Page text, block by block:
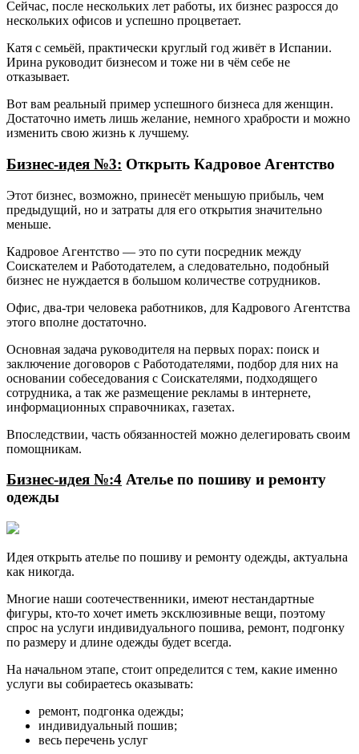
Сейчас, после нескольких лет работы, их бизнес разросся до
нескольких офисов и успешно процветает.
Катя с семьёй, практически круглый год живёт в Испании.
Ирина руководит бизнесом и тоже ни в чём себе не
отказывает.
Вот вам реальный пример успешного бизнеса для женщин.
Достаточно иметь лишь желание, немного храбрости и можно
изменить свою жизнь к лучшему.
Бизнес-идея №3: Открыть Кадровое Агентство
Этот бизнес, возможно, принесёт меньшую прибыль, чем
предыдущий, но и затраты для его открытия значительно
меньше.
Кадровое Агентство — это по сути посредник между
Соискателем и Работодателем, а следовательно, подобный
бизнес не нуждается в большом количестве сотрудников.
Офис, два-три человека работников, для Кадрового Агентства
этого вполне достаточно.
Основная задача руководителя на первых порах: поиск и
заключение договоров с Работодателями, подбор для них на
основании собеседования с Соискателями, подходящего
сотрудника, а так же размещение рекламы в интернете,
информационных справочниках, газетах.
Впоследствии, часть обязанностей можно делегировать своим
помощникам.
Бизнес-идея №:4 Ателье по пошиву и ремонту
одежды
Идея открыть ателье по пошиву и ремонту одежды, актуальна
как никогда.
Многие наши соотечественники, имеют нестандартные
фигуры, кто-то хочет иметь эксклюзивные вещи, поэтому
спрос на услуги индивидуального пошива, ремонт, подгонку
по размеру и длине одежды будет всегда.
На начальном этапе, стоит определится с тем, какие именно
услуги вы собираетесь оказывать:
ремонт, подгонка одежды;
индивидуальный пошив;
весь перечень услуг